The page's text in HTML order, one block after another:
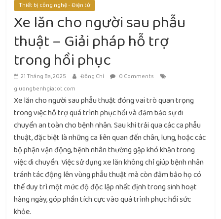
Thiết bị công nghệ - Điện tử
Xe lăn cho người sau phẫu
thuật – Giải pháp hỗ trợ
trong hồi phục
21 Tháng Ba, 2025 Đông Chí
0 Comments
giuongbenhgiatot.com
Xe lăn cho người sau phẫu thuật đóng vai trò quan trọng
trong việc hỗ trợ quá trình phục hồi và đảm bảo sự di
chuyển an toàn cho bệnh nhân. Sau khi trải qua các ca phẫu
thuật, đặc biệt là những ca liên quan đến chân, lưng, hoặc các
bộ phận vận động, bệnh nhân thường gặp khó khăn trong
việc di chuyển. Việc sử dụng xe lăn không chỉ giúp bệnh nhân
tránh tác động lên vùng phẫu thuật mà còn đảm bảo họ có
thể duy trì một mức độ độc lập nhất định trong sinh hoạt
hàng ngày, góp phần tích cực vào quá trình phục hồi sức
khỏe.